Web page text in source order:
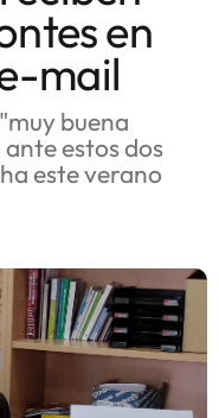
en
mail
buena
estos dos
este verano